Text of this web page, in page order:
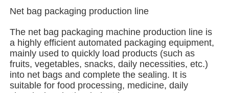
À propos de nous
Visite de l'usine
Net bag packaging production line
The net bag packaging machine production line is
a highly efficient automated packaging equipment,
mainly used to quickly load products (such as
fruits, vegetables, snacks, daily necessities, etc.)
into net bags and complete the sealing. It is
suitable for food processing, medicine, daily